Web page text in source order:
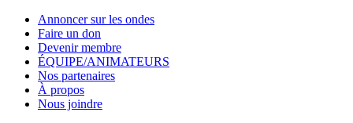
Annoncer sur les ondes
Faire un don
Devenir membre
ÉQUIPE/ANIMATEURS
Nos partenaires
À propos
Nous joindre